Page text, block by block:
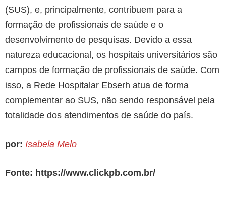
(SUS), e, principalmente, contribuem para a
formação de profissionais de saúde e o
desenvolvimento de pesquisas. Devido a essa
natureza educacional, os hospitais universitários são
campos de formação de profissionais de saúde. Com
isso, a Rede Hospitalar Ebserh atua de forma
complementar ao SUS, não sendo responsável pela
totalidade dos atendimentos de saúde do país.
por: Isabela Melo
Fonte: https://www.clickpb.com.br/